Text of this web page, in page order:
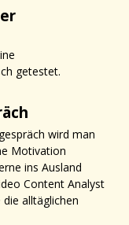
getestet.
wird man
Motivation
ins Ausland
Content Analyst
alltäglichen